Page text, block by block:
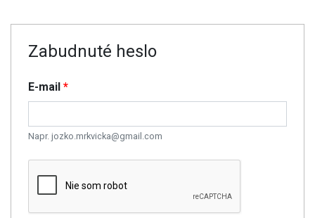
Zabudnuté heslo
E-mail *
Napr. jozko.mrkvicka@gmail.com